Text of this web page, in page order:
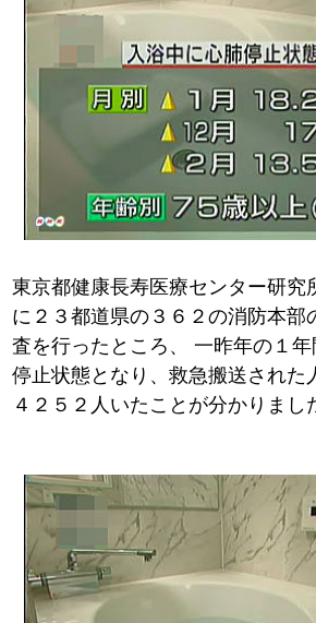
東京都健康長寿医療センター研究
に２３都道県の３６２の消防本部
査を行ったところ、
一昨年の１
停止状態となり、救急搬送された
４２５２人いたことが分かりまし